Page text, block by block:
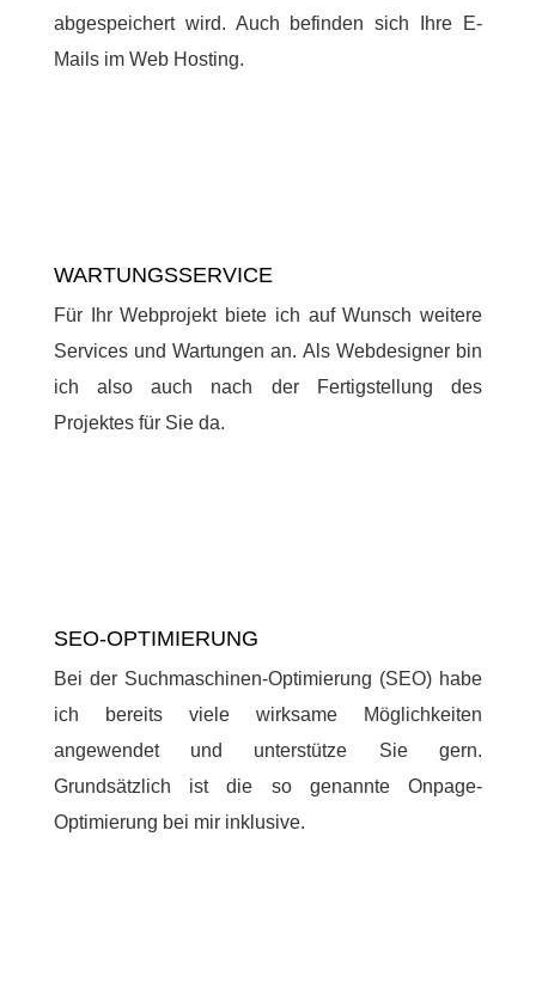
abgespeichert wird. Auch befinden sich Ihre E-
Mails im Web Hosting.
WARTUNGSSERVICE
Für Ihr Webprojekt biete ich auf Wunsch weitere
Services und Wartungen an. Als Webdesigner bin
ich also auch nach der Fertigstellung des
Projektes für Sie da.
SEO-OPTIMIERUNG
Bei der Suchmaschinen-Optimierung (SEO) habe
ich bereits viele wirksame Möglichkeiten
angewendet und unterstütze Sie gern.
Grundsätzlich ist die so genannte Onpage-
Optimierung bei mir inklusive.